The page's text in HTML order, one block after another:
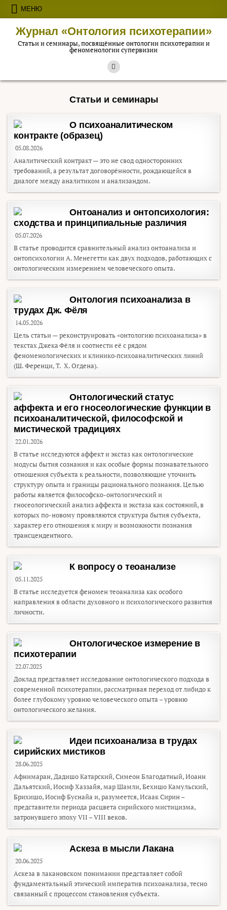
Перейти к содержимому
МЕНЮ
Журнал «Онтология психотерапии»
Статьи и семинары, посвящённые онтологии психотерапии и
феноменологии супервизии
Статьи и семинары
О психоаналитическом
контракте (образец)
05.08.2026
Аналитический контракт — это не свод односторонних
требований, а результат договорённости, рождающейся в
диалоге между аналитиком и анализандом.
Онтоанализ и онтопсихология:
сходства и принципиальные различия
05.07.2026
В статье проводится сравнительный анализ онтоанализа и
онтопсихологии А. Менегетти как двух подходов, работающих с
онтологическим измерением человеческого опыта.
Онтология психоанализа в
трудах Дж. Фёля
14.05.2026
Цель статьи — реконструировать «онтологию психоанализа» в
текстах Джека Фёля и соотнести её с рядом
феноменологических и клинико‑психоаналитических линий
(Ш. Ференци, Т. Х. Огдена).
Онтологический статус
аффекта и его гносеологические функции в
психоаналитической, философской и
мистической традициях
22.01.2026
В статье исследуются аффект и экстаз как онтологические
модусы бытия сознания и как особые формы познавательного
отношения субъекта к реальности, позволяющие уточнить
структуру опыта и границы рационального познания. Целью
работы является философско-онтологический и
гносеологический анализ аффекта и экстаза как состояний, в
которых по-новому проявляются структура бытия субъекта,
характер его отношения к миру и возможности познания
трансцендентного.
К вопросу о теоанализе
05.11.2025
В статье исследуется феномен теоанализа как особого
направления в области духовного и психологического развития
личности.
Онтологическое измерение в
психотерапии
22.07.2025
Доклад представляет исследование онтологического подхода в
современной психотерапии, рассматривая переход от либидо к
более глубокому уровню человеческого опыта – уровню
онтологического желания.
Идеи психоанализа в трудах
сирийских мистиков
28.06.2025
Афнимаран, Дадишо Катарский, Симеон Благодатный, Иоанн
Дальятский, Иосиф Хаззайя, мар Шамли, Бехишо Камульский,
Брихишо, Иосиф Буснайа и, разумеется, Исаак Сирин –
представители периода расцвета сирийского мистицизма,
затронувшего эпоху VII – VIII веков.
Аскеза в мысли Лакана
20.06.2025
Аскеза в лакановском понимании представляет собой
фундаментальный этический императив психоанализа, тесно
связанный с процессом становления субъекта.